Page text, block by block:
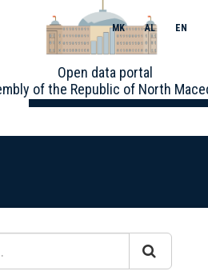
Open data portal
of the Republic of North
MK AL EN